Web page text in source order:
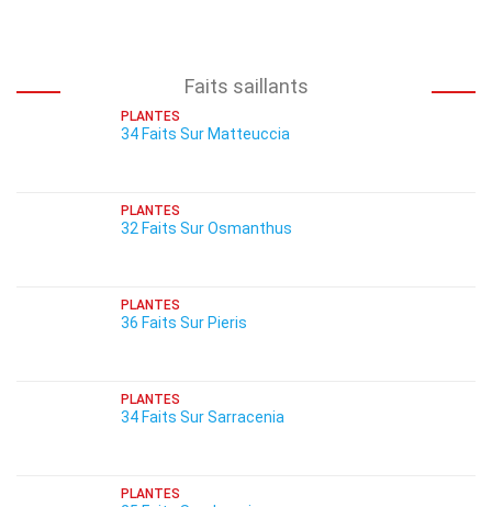
Faits saillants
PLANTES
34 Faits Sur Matteuccia
PLANTES
32 Faits Sur Osmanthus
PLANTES
36 Faits Sur Pieris
PLANTES
34 Faits Sur Sarracenia
PLANTES